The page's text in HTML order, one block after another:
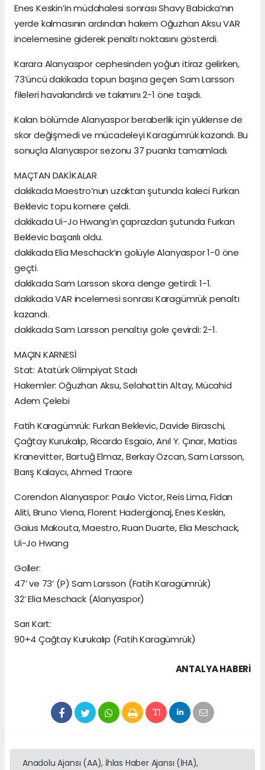
Enes Keskin’in müdahalesi sonrası Shavy Babicka’nın
yerde kalmasının ardından hakem Oğuzhan Aksu VAR
incelemesine giderek penaltı noktasını gösterdi.
Karara Alanyaspor cephesinden yoğun itiraz gelirken,
73’üncü dakikada topun başına geçen Sam Larsson
fileleri havalandırdı ve takımını 2-1 öne taşıdı.
Kalan bölümde Alanyaspor beraberlik için yüklense de
skor değişmedi ve mücadeleyi Karagümrük kazandı. Bu
sonuçla Alanyaspor sezonu 37 puanla tamamladı.
MAÇTAN DAKİKALAR
dakikada Maestro’nun uzaktan şutunda kaleci Furkan
Beklevic topu kornere çeldi.
dakikada Ui-Jo Hwang’ın çaprazdan şutunda Furkan
Beklevic başarılı oldu.
dakikada Elia Meschack’ın golüyle Alanyaspor 1-0 öne
geçti.
dakikada Sam Larsson skora denge getirdi: 1-1.
dakikada VAR incelemesi sonrası Karagümrük penaltı
kazandı.
dakikada Sam Larsson penaltıyı gole çevirdi: 2-1.
MAÇIN KARNESİ
Stat: Atatürk Olimpiyat Stadı
Hakemler: Oğuzhan Aksu, Selahattin Altay, Mücahid
Adem Çelebi
Fatih Karagümrük: Furkan Beklevic, Davide Biraschi,
Çağtay Kurukalıp, Ricardo Esgaio, Anıl Y. Çınar, Matias
Kranevitter, Bartuğ Elmaz, Berkay Özcan, Sam Larsson,
Barış Kalaycı, Ahmed Traore
Corendon Alanyaspor: Paulo Victor, Reis Lima, Fidan
Aliti, Bruno Viena, Florent Hadergjonaj, Enes Keskin,
Gaius Makouta, Maestro, Ruan Duarte, Elia Meschack,
Ui-Jo Hwang
Goller:
47’ ve 73’ (P) Sam Larsson (Fatih Karagümrük)
32’ Elia Meschack (Alanyaspor)
Sarı Kart:
90+4 Çağtay Kurukalıp (Fatih Karagümrük)
ANTALYA HABERİ
Anadolu Ajansı (AA), İhlas Haber Ajansı (İHA),